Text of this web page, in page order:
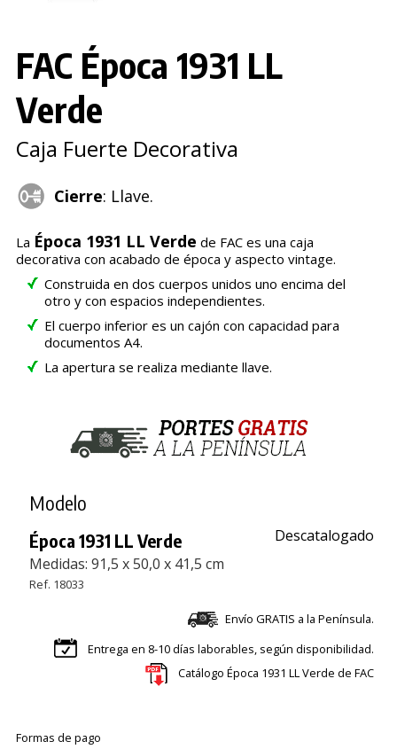
FAC Época 1931 LL
Verde
Caja Fuerte Decorativa
Cierre: Llave.
La Época 1931 LL Verde de FAC es una caja
decorativa con acabado de época y aspecto vintage.
Construida en dos cuerpos unidos uno encima del
otro y con espacios independientes.
El cuerpo inferior es un cajón con capacidad para
documentos A4.
La apertura se realiza mediante llave.
Modelo
Época 1931 LL Verde
Medidas: 91,5 x 50,0 x 41,5 cm
Ref. 18033
Descatalogado
Envío GRATIS a la Península.
Entrega en 8-10 días laborables, según disponibilidad.
Catálogo Época 1931 LL Verde de FAC
Formas de pago